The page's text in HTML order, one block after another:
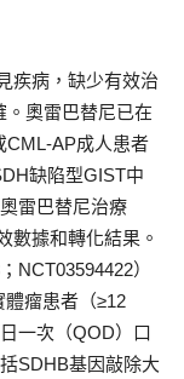
疾病，缺少有效治
奧雷巴替尼已在
CML-AP成人患者
缺陷型GIST中
雷巴替尼治療
數據和轉化結果。
NCT03594422）
瘤患者（≥12
一次（QOD）口
SDHB基因敲除大